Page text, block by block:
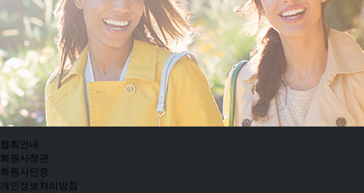
협회안내
회원사정관
회원사인증
개인정보처리방침